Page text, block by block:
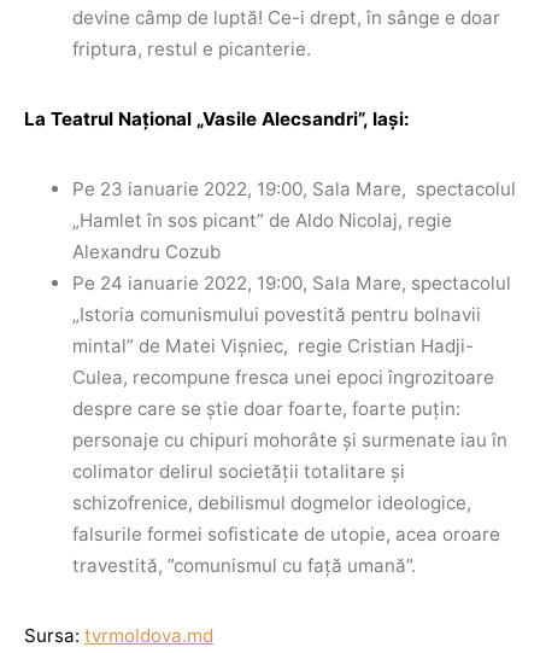
devine câmp de luptă! Ce-i drept, în sânge e doar
friptura, restul e picanterie.
La Teatrul Naţional „Vasile Alecsandri”, Iaşi:
Pe 23 ianuarie 2022, 19:00, Sala Mare, spectacolul
„Hamlet în sos picant” de Aldo Nicolaj, regie
Alexandru Cozub
Pe 24 ianuarie 2022, 19:00, Sala Mare, spectacolul
„Istoria comunismului povestită pentru bolnavii
mintal” de Matei Vişniec, regie Cristian Hadji-
Culea, recompune fresca unei epoci îngrozitoare
despre care se ştie doar foarte, foarte puţin:
personaje cu chipuri mohorâte şi surmenate iau în
colimator delirul societăţii totalitare şi
schizofrenice, debilismul dogmelor ideologice,
falsurile formei sofisticate de utopie, acea oroare
travestită, ”comunismul cu faţă umană”.
Sursa: tvrmoldova.md